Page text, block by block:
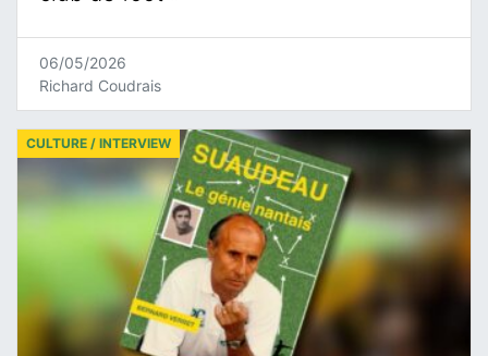
06/05/2026
Richard Coudrais
CULTURE / INTERVIEW